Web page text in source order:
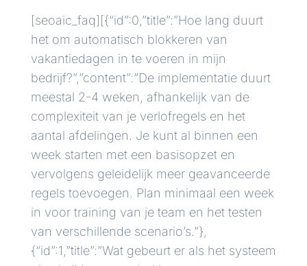
[seoaic_faq][{“id”:0,”title”:”Hoe lang duurt
het om automatisch blokkeren van
vakantiedagen in te voeren in mijn
bedrijf?”,”content”:”De implementatie duurt
meestal 2-4 weken, afhankelijk van de
complexiteit van je verlofregels en het
aantal afdelingen. Je kunt al binnen een
week starten met een basisopzet en
vervolgens geleidelijk meer geavanceerde
regels toevoegen. Plan minimaal een week
in voor training van je team en het testen
van verschillende scenario’s.”},
{“id”:1,”title”:”Wat gebeurt er als het systeem